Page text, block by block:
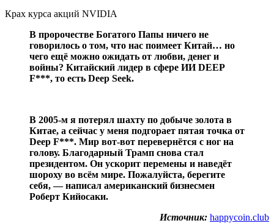
Крах курса акций NVIDIA
В пророчестве Богатого Папы ничего не
говорилось о том, что нас поимеет Китай… но
чего ещё можно ожидать от любви, денег и
войны? Китайский лидер в сфере ИИ DEEP
F***, то есть Deep Seek.
В 2005-м я потерял шахту по добыче золота в
Китае, а сейчас у меня подгорает пятая точка от
Deep F***. Мир вот-вот перевернётся с ног на
голову. Благодарный Трамп снова стал
президентом. Он ускорит перемены и наведёт
шороху во всём мире. Пожалуйста, берегите
себя, — написал американский бизнесмен
Роберт Кийосаки.
Источник: happycoin.club